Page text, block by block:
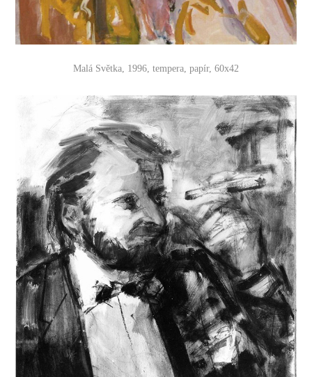
Malá Světka, 1996, tempera, papír, 60x42